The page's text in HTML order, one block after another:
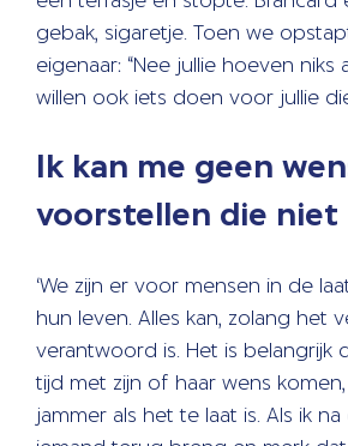
gebak, sigaretje. Toen we
eigenaar: “Nee jullie hoeven niks
willen ook iets doen voor jullie
Ik kan me geen
voorstellen die niet
‘We zijn er voor mensen in de
hun leven. Alles kan, zolang het
verantwoord is. Het is belangrijk
tijd met zijn of haar wens komen,
jammer als het te laat is. Als ik